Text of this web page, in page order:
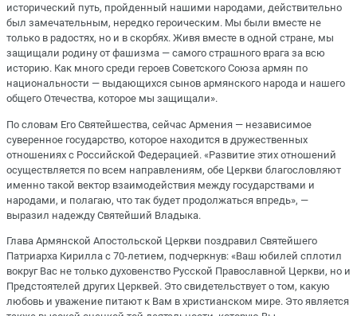
исторический путь, пройденный нашими народами, действительно
был замечательным, нередко героическим. Мы были вместе не
только в радостях, но и в скорбях. Живя вместе в одной стране, мы
защищали родину от фашизма — самого страшного врага за всю
историю. Как много среди героев Советского Союза армян по
национальности — выдающихся сынов армянского народа и нашего
общего Отечества, которое мы защищали».
По словам Его Святейшества, сейчас Армения — независимое
суверенное государство, которое находится в дружественных
отношениях с Российской Федерацией. «Развитие этих отношений
осуществляется по всем направлениям, обе Церкви благословляют
именно такой вектор взаимодействия между государствами и
народами, и полагаю, что так будет продолжаться впредь», —
выразил надежду Святейший Владыка.
Глава Армянской Апостольской Церкви поздравил Святейшего
Патриарха Кирилла с 70-летием, подчеркнув: «Ваш юбилей сплотил
вокруг Вас не только духовенство Русской Православной Церкви, но и
Предстоятелей других Церквей. Это свидетельствует о том, какую
любовь и уважение питают к Вам в христианском мире. Это является